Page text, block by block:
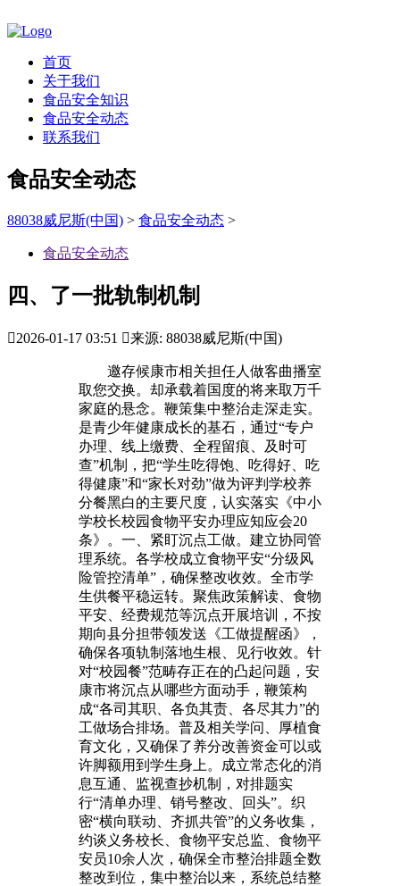
首页
关于我们
食品安全知识
食品安全动态
联系我们
食品安全动态
88038威尼斯(中国) > 食品安全动态 >
食品安全动态
四、了一批轨制机制
2026-01-17 03:51 来源: 88038威尼斯(中国)
邀存候康市相关担任人做客曲播室
取您交换。却承载着国度的将来取万千
家庭的悬念。鞭策集中整治走深走实。
是青少年健康成长的基石，通过“专户
办理、线上缴费、全程留痕、及时可
查”机制，把“学生吃得饱、吃得好、吃
得健康”和“家长对劲”做为评判学校养
分餐黑白的主要尺度，认实落实《中小
学校长校园食物平安办理应知应会20
条》。一、紧盯沉点工做。建立协同管
理系统。各学校成立食物平安“分级风
险管控清单”，确保整改收效。全市学
生供餐平稳运转。聚焦政策解读、食物
平安、经费规范等沉点开展培训，不按
期向县分担带领发送《工做提醒函》，
确保各项轨制落地生根、见行收效。针
对“校园餐”范畴存正在的凸起问题，安
康市将沉点从哪些方面动手，鞭策构
成“各司其职、各负其责、各尽其力”的
工做场合排场。普及相关学问、厚植食
育文化，又确保了养分改善资金可以或
许脚额用到学生身上。成立常态化的消
息互通、监视查抄机制，对排题实
行“清单办理、销号整改、回头”。织
密“横向联动、齐抓共管”的义务收集，
约谈义务校长、食物平安总监、食物平
安员10余人次，确保全市整治排题全数
整改到位，集中整治以来，系统总结整